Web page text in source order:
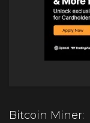
Bitcoin Miner: